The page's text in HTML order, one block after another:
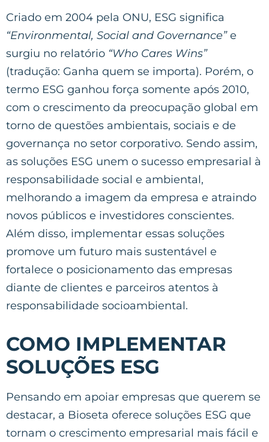
Criado em 2004 pela ONU, ESG significa
“Environmental, Social and Governance”e
surgiu no relatório “Who Cares Wins”
(tradução: Ganha quem se importa). Porém, o
termo ESG ganhou força somente após 2010,
com o crescimento da preocupação global em
torno de questões ambientais, sociais e de
governança no setor corporativo. Sendo assim,
as soluções ESG unem o sucesso empresarial à
responsabilidade social e ambiental,
melhorando a imagem da empresa e atraindo
novos públicos e investidores conscientes.
Além disso, implementar essas soluções
promove um futuro mais sustentável e
fortalece o posicionamento das empresas
diante de clientes e parceiros atentos à
responsabilidade socioambiental.
COMO IMPLEMENTAR
SOLUÇÕES ESG
Pensando em apoiar empresas que querem se
destacar, a Bioseta oferece soluções ESG que
tornam o crescimento empresarial mais fácil e